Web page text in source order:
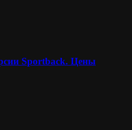
Sportback. Цены